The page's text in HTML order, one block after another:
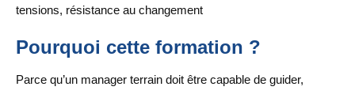
tensions, résistance au changement
Pourquoi cette formation ?
Parce qu’un manager terrain doit être capable de guider,